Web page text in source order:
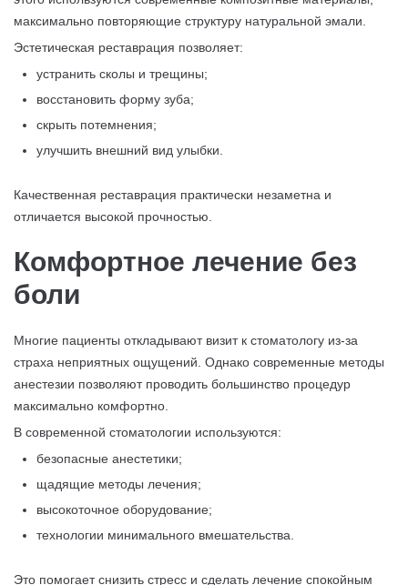
максимально повторяющие структуру натуральной эмали.
Эстетическая реставрация позволяет:
устранить сколы и трещины;
восстановить форму зуба;
скрыть потемнения;
улучшить внешний вид улыбки.
Качественная реставрация практически незаметна и
отличается высокой прочностью.
Комфортное лечение без
боли
Многие пациенты откладывают визит к стоматологу из-за
страха неприятных ощущений. Однако современные методы
анестезии позволяют проводить большинство процедур
максимально комфортно.
В современной стоматологии используются:
безопасные анестетики;
щадящие методы лечения;
высокоточное оборудование;
технологии минимального вмешательства.
Это помогает снизить стресс и сделать лечение спокойным